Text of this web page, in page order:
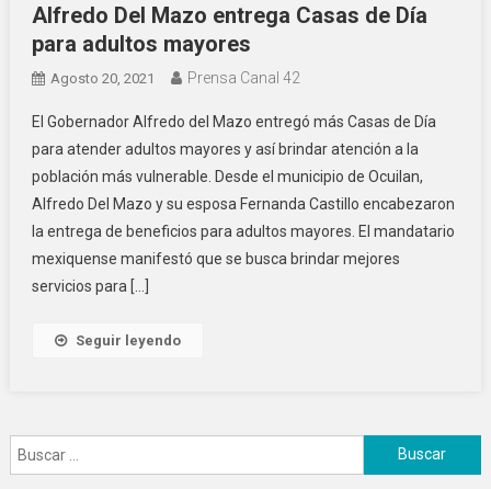
Alfredo Del Mazo entrega Casas de Día
para adultos mayores
Agosto 20, 2021 Prensa Canal 42
El Gobernador Alfredo del Mazo entregó más Casas de Día
para atender adultos mayores y así brindar atención a la
población más vulnerable. Desde el municipio de Ocuilan,
Alfredo Del Mazo y su esposa Fernanda Castillo encabezaron
la entrega de beneficios para adultos mayores. El mandatario
mexiquense manifestó que se busca brindar mejores
servicios para […]
Seguir leyendo
Buscar: